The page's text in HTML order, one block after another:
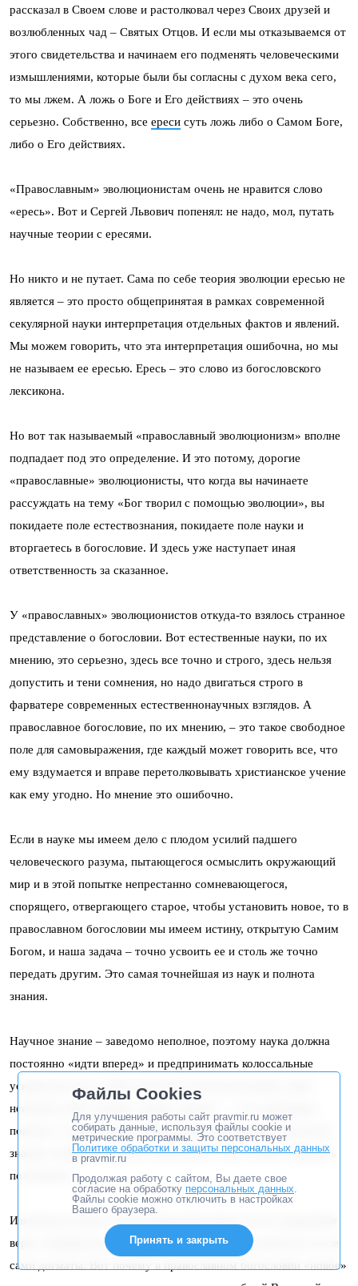
рассказал в Своем слове и растолковал через Своих друзей и
возлюбленных чад – Святых Отцов. И если мы отказываемся от
этого свидетельства и начинаем его подменять человеческими
измышлениями, которые были бы согласны с духом века сего,
то мы лжем. А ложь о Боге и Его действиях – это очень
серьезно. Собственно, все ереси суть ложь либо о Самом Боге,
либо о Его действиях.
«Православным» эволюционистам очень не нравится слово
«ересь». Вот и Сергей Львович попенял: не надо, мол, путать
научные теории с ересями.
Но никто и не путает. Сама по себе теория эволюции ересью не
является – это просто общепринятая в рамках современной
секулярной науки интерпретация отдельных фактов и явлений.
Мы можем говорить, что эта интерпретация ошибочна, но мы
не называем ее ересью. Ересь – это слово из богословского
лексикона.
Но вот так называемый «православный эволюционизм» вполне
подпадает под это определение. И это потому, дорогие
«православные» эволюционисты, что когда вы начинаете
рассуждать на тему «Бог творил с помощью эволюции», вы
покидаете поле естествознания, покидаете поле науки и
вторгаетесь в богословие. И здесь уже наступает иная
ответственность за сказанное.
У «православных» эволюционистов откуда-то взялось странное
представление о богословии. Вот естественные науки, по их
мнению, это серьезно, здесь все точно и строго, здесь нельзя
допустить и тени сомнения, но надо двигаться строго в
фарватере современных естественнонаучных взглядов. А
православное богословие, по их мнению, – это такое свободное
поле для самовыражения, где каждый может говорить все, что
ему вздумается и вправе перетолковывать христианское учение
как ему угодно. Но мнение это ошибочно.
Если в науке мы имеем дело с плодом усилий падшего
человеческого разума, пытающегося осмыслить окружающий
мир и в этой попытке непрестанно сомневающегося,
спорящего, отвергающего старое, чтобы установить новое, то в
православном богословии мы имеем истину, открытую Самим
Богом, и наша задача – точно усвоить ее и столь же точно
передать другим. Это самая точнейшая из наук и полнота
знания.
Научное знание – заведомо неполное, поэтому наука должна
постоянно «идти вперед» и предпринимать колоссальные
усилия для того, чтобы хотя бы отчасти восполнить свою
неполноту. Вот почему в науке «новое» — это позитивное
понятие. А православное богословие уже обладает полнотой
знания, полнотой истины и заботится о том, чтобы сохранить
полученное.
Изменяться может способ выражения веры, но не содержание
веры, появляются уточняющие формулировки догматов, но не
сами догматы. Вот почему в православном богословии «новое»
Файлы Cookies
Для улучшения работы сайт pravmir.ru может
собирать данные, используя файлы cookie и
метрические программы. Это соответствует
Политике обработки и защиты персональных данных
в pravmir.ru
Продолжая работу с сайтом, Вы даете свое
согласие на обработку персональных данных.
Файлы cookie можно отключить в настройках
Вашего браузера.
Принять и закрыть